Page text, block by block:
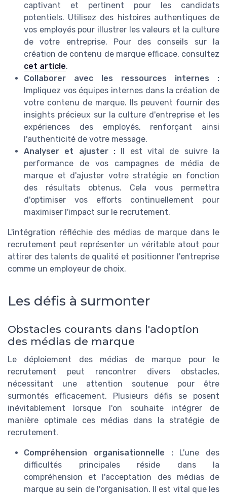
captivant et pertinent pour les candidats
potentiels. Utilisez des histoires authentiques de
vos employés pour illustrer les valeurs et la culture
de votre entreprise. Pour des conseils sur la
création de contenu de marque efficace, consultez
cet article.
Collaborer avec les ressources internes :
Impliquez vos équipes internes dans la création de
votre contenu de marque. Ils peuvent fournir des
insights précieux sur la culture d'entreprise et les
expériences des employés, renforçant ainsi
l'authenticité de votre message.
Analyser et ajuster : Il est vital de suivre la
performance de vos campagnes de média de
marque et d'ajuster votre stratégie en fonction
des résultats obtenus. Cela vous permettra
d'optimiser vos efforts continuellement pour
maximiser l'impact sur le recrutement.
L'intégration réfléchie des médias de marque dans le
recrutement peut représenter un véritable atout pour
attirer des talents de qualité et positionner l'entreprise
comme un employeur de choix.
Les défis à surmonter
Obstacles courants dans l'adoption
des médias de marque
Le déploiement des médias de marque pour le
recrutement peut rencontrer divers obstacles,
nécessitant une attention soutenue pour être
surmontés efficacement. Plusieurs défis se posent
inévitablement lorsque l'on souhaite intégrer de
manière optimale ces médias dans la stratégie de
recrutement.
Compréhension organisationnelle :L'une des
difficultés principales réside dans la
compréhension et l'acceptation des médias de
marque au sein de l'organisation. Il est vital que les